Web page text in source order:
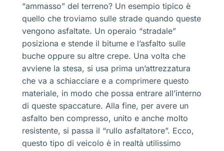
“ammasso” del terreno? Un esempio tipico è
quello che troviamo sulle strade quando queste
vengono asfaltate. Un operaio “stradale”
posiziona e stende il bitume e l’asfalto sulle
buche oppure su altre crepe. Una volta che
avviene la stesa, si usa prima un’attrezzatura
che va a schiacciare e a comprimere questo
materiale, in modo che possa entrare all’interno
di queste spaccature. Alla fine, per avere un
asfalto ben compresso, unito e anche molto
resistente, si passa il “rullo asfaltatore”. Ecco,
questo tipo di veicolo è in realtà utilissimo